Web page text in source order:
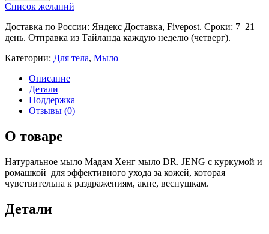
Список желаний
Доставка по России: Яндекс Доставка, Fivepost. Сроки: 7–21
день. Отправка из Тайланда каждую неделю (четверг).
Категории: Для тела, Мыло
Описание
Детали
Поддержка
Отзывы (0)
О товаре
Натуральное мыло Мадам Хенг мыло DR. JENG c куркумой и
ромашкой для эффективного ухода за кожей, которая
чувствительна к раздражениям, акне, веснушкам.
Детали